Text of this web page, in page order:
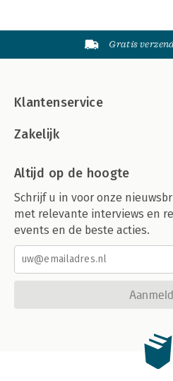
Gratis
Klantenservice
Zakelijk
Altijd op de hoogte
Schrijf u in voor onze
met relevante interviews en
events en de beste acties.